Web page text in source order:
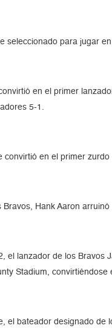
seleccionado para jugar
en el primer
5-1.
convirtió en el primer
Bravos, Hank Aaron
el lanzador de los Bravos
Stadium,
el bateador designado de